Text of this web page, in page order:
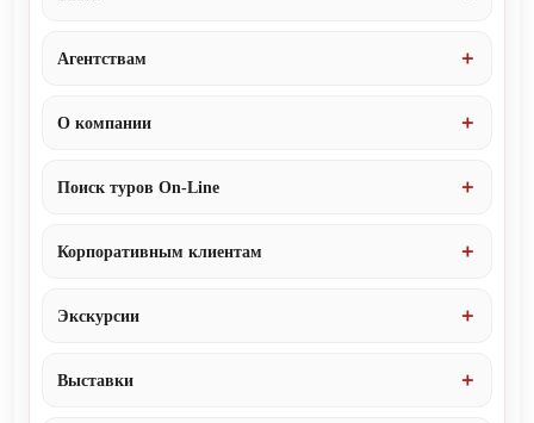
Агентствам
О компании
Поиск туров On-Line
Корпоративным клиентам
Экскурсии
Выставки